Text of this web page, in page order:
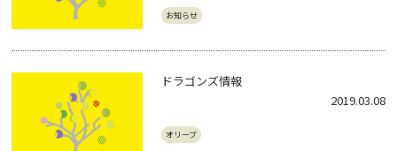
お知らせ
ドラゴンズ情報
2019.03.08
オリーブ